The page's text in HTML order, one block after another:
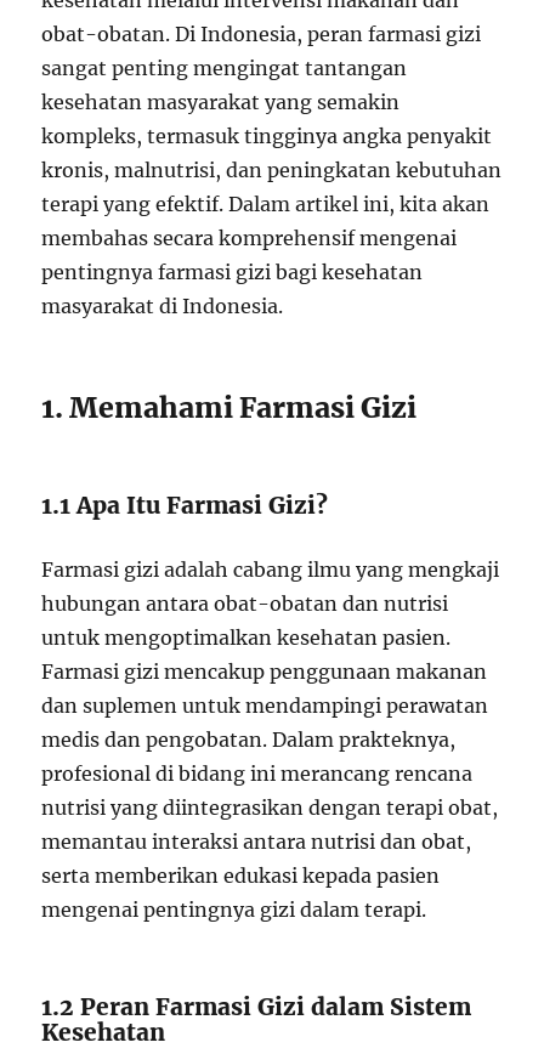
obat-obatan. Di Indonesia, peran farmasi gizi
sangat penting mengingat tantangan
kesehatan masyarakat yang semakin
kompleks, termasuk tingginya angka penyakit
kronis, malnutrisi, dan peningkatan kebutuhan
terapi yang efektif. Dalam artikel ini, kita akan
membahas secara komprehensif mengenai
pentingnya farmasi gizi bagi kesehatan
masyarakat di Indonesia.
1. Memahami Farmasi Gizi
1.1 Apa Itu Farmasi Gizi?
Farmasi gizi adalah cabang ilmu yang mengkaji
hubungan antara obat-obatan dan nutrisi
untuk mengoptimalkan kesehatan pasien.
Farmasi gizi mencakup penggunaan makanan
dan suplemen untuk mendampingi perawatan
medis dan pengobatan. Dalam prakteknya,
profesional di bidang ini merancang rencana
nutrisi yang diintegrasikan dengan terapi obat,
memantau interaksi antara nutrisi dan obat,
serta memberikan edukasi kepada pasien
mengenai pentingnya gizi dalam terapi.
1.2 Peran Farmasi Gizi dalam Sistem
Kesehatan